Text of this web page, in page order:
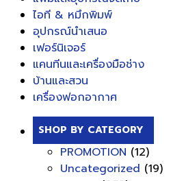
ไอที & หมึกพิมพ์
อุปกรณ์นำเสนอ
เฟอร์นิเจอร์
แคนทีนและเครื่องมือช่าง
บ้านและสวน
เครื่องฟอกอากาศ
SHOP BY CATEGORY
PROMOTION (12)
Uncategorized (19)